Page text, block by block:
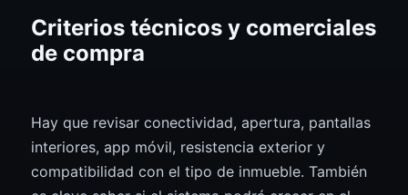
Criterios técnicos y comerciales
de compra
Hay que revisar conectividad, apertura, pantallas
interiores, app móvil, resistencia exterior y
compatibilidad con el tipo de inmueble. También